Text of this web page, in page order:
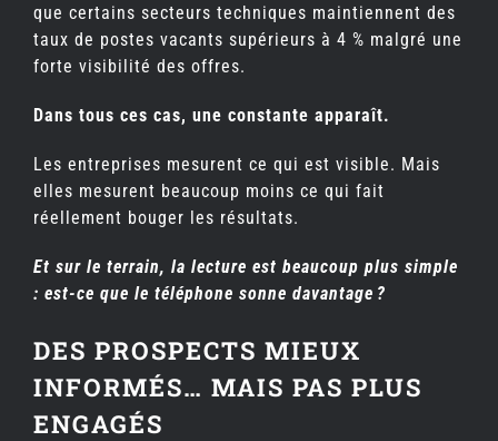
que certains secteurs techniques maintiennent des
taux de postes vacants supérieurs à 4 % malgré une
forte visibilité des offres.
Dans tous ces cas, une constante apparaît.
Les entreprises mesurent ce qui est visible. Mais
elles mesurent beaucoup moins ce qui fait
réellement bouger les résultats.
Et sur le terrain, la lecture est beaucoup plus simple
: est-ce que le téléphone sonne davantage ?
DES PROSPECTS MIEUX
INFORMÉS… MAIS PAS PLUS
ENGAGÉS